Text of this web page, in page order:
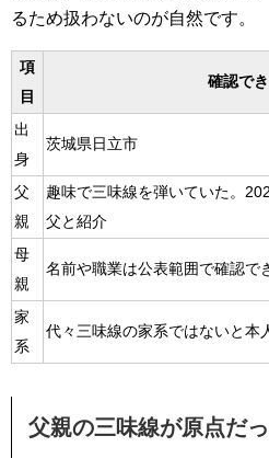
るため扱わないのが自然です。
項
目
確認で
出
身
茨城県日立市
父
親
趣味で三味線を弾いていた。
父と紹介
母
親
名前や職業は公表範囲で確認で
家
系
代々三味線の家系ではないと本
父親の三味線が原点だ